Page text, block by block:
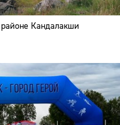
Кандалакши